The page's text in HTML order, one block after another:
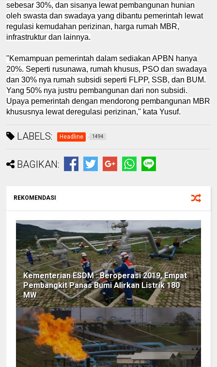
sebesar 30%, dan sisanya lewat pembangunan hunian
oleh swasta dan swadaya yang dibantu pemerintah lewat
regulasi kemudahan perizinan, harga rumah MBR,
infrastruktur dan lainnya.
"Kemampuan pemerintah dalam sediakan APBN hanya
20%. Seperti rusunawa, rumah khusus, PSO dan swadaya
dan 30% nya rumah subsidi seperti FLPP, SSB, dan BUM.
Yang 50% nya justru pembangunan dari non subsidi.
Upaya pemerintah dengan mendorong pembangunan MBR
khususnya lewat deregulasi perizinan," kata Yusuf.
LABELS: Headline 1494
BAGIKAN:
REKOMENDASI
Kementerian ESDM : Beroperasi 2019, Empat
Pembangkit Panas Bumi Alirkan Listrik 180
MW